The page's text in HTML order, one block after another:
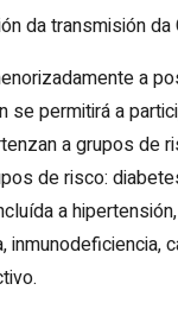
da transmisión da
a
se permitirá a
a grupos de
de risco:
a
inmunodeficiencia,